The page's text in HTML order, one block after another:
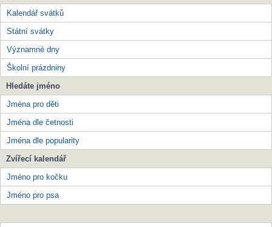
Kalendář svátků
Státní svátky
Významné dny
Školní prázdniny
Hledáte jméno
Jména pro děti
Jména dle četnosti
Jména dle popularity
Zvířecí kalendář
Jméno pro kočku
Jméno pro psa